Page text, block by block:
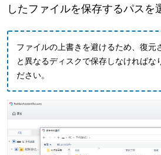
したファイルを保存するパスを
ファイルの上書きを避けるため、復元
と異なるディスクで保存しなければな
ださい。